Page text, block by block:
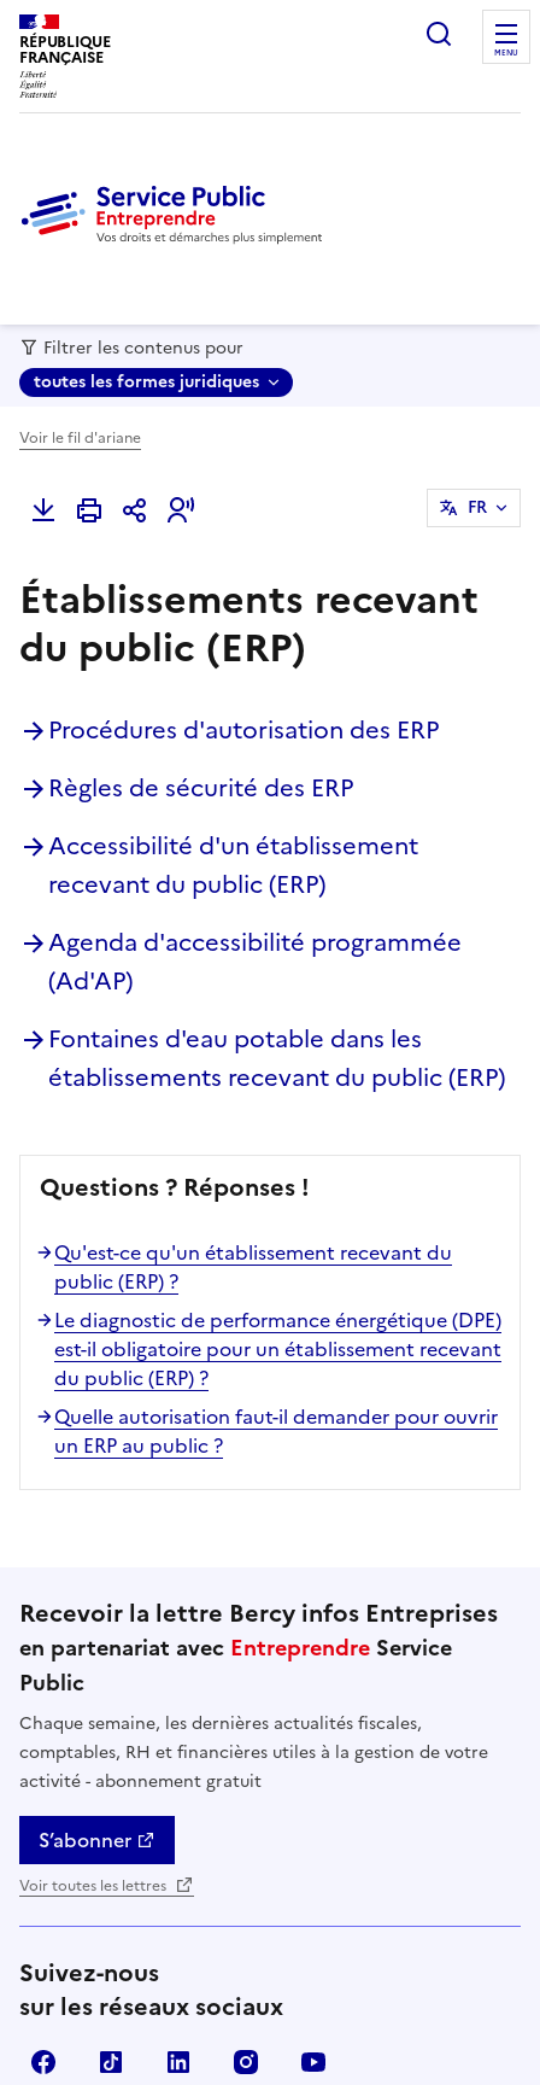
RÉPUBLIQUE
FRANÇAISE MENU
Filtrer les contenus pour
toutes les formes juridiques
Voir le fil d'ariane
FR
Établissements recevant
du public (ERP)
Procédures d'autorisation des ERP
Règles de sécurité des ERP
Accessibilité d'un établissement
recevant du public (ERP)
Agenda d'accessibilité programmée
(Ad'AP)
Fontaines d'eau potable dans les
établissements recevant du public (ERP)
Questions ? Réponses !
Qu'est-ce qu'un établissement recevant du
public (ERP) ?
Le diagnostic de performance énergétique (DPE)
est-il obligatoire pour un établissement recevant
du public (ERP) ?
Quelle autorisation faut-il demander pour ouvrir
un ERP au public ?
Recevoir la lettre Bercy infos Entreprises
en partenariat avec Entreprendre Service
Public
Chaque semaine, les dernières actualités fiscales,
comptables, RH et financières utiles à la gestion de votre
activité - abonnement gratuit
S’abonner
Voir toutes les lettres
Suivez-nous
sur les réseaux sociaux
FacebookTikTok Linkedin Instagram